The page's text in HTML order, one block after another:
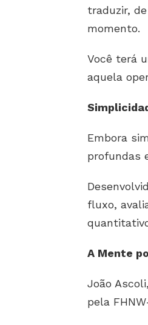
traduzir,
momento.
Você terá
aquela
Embora
profundas
fluxo,
A Mente
João
pela